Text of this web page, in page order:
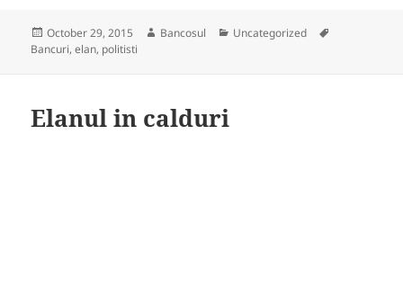
Posted
on
October 29, 2015 Author
Bancosul Categories
Uncategorized
Bancuri,elan, politisti
Elanul in calduri